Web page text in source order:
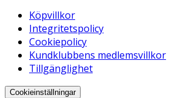
Köpvillkor
Integritetspolicy
Cookiepolicy
Kundklubbens medlemsvillkor
Tillgänglighet
Cookieinställningar